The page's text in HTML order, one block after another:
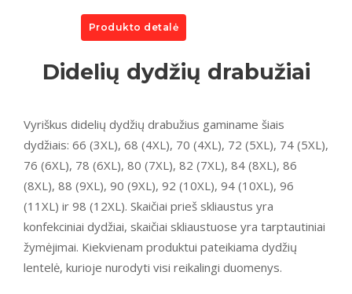
Produkto detalė
Didelių dydžių drabužiai
Vyriškus didelių dydžių drabužius gaminame šiais
dydžiais: 66 (3XL), 68 (4XL), 70 (4XL), 72 (5XL), 74 (5XL),
76 (6XL), 78 (6XL), 80 (7XL), 82 (7XL), 84 (8XL), 86
(8XL), 88 (9XL), 90 (9XL), 92 (10XL), 94 (10XL), 96
(11XL) ir 98 (12XL). Skaičiai prieš skliaustus yra
konfekciniai dydžiai, skaičiai skliaustuose yra tarptautiniai
žymėjimai. Kiekvienam produktui pateikiama dydžių
lentelė, kurioje nurodyti visi reikalingi duomenys.